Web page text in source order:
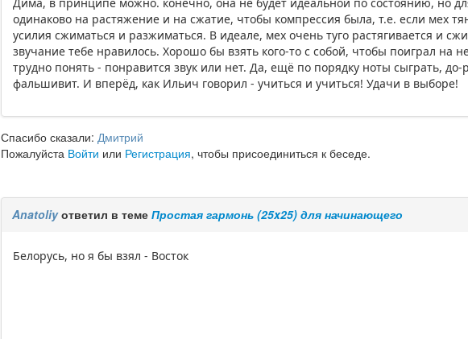
Дима, в принципе можно. конечно, она не будет идеальной по состоянию, но
одинаково на растяжение и на сжатие, чтобы компрессия была, т.е. если мех
усилия сжиматься и разжиматься. В идеале, мех очень туго растягивается и
звучание тебе нравилось. Хорошо бы взять кого-то с собой, чтобы поиграл на
трудно понять - понравится звук или нет. Да, ещё по порядку ноты сыграть,
фальшивит. И вперёд, как Ильич говорил - учиться и учиться! Удачи в выборе!
Спасибо сказали:Дмитрий
Пожалуйста Войти или Регистрация, чтобы присоединиться к беседе.
Anatoliyответил в темеПростая гармонь (25x25) для начинающего
Белорусь, но я бы взял - Восток